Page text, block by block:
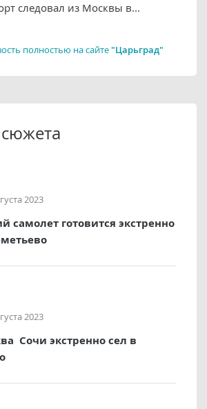
следовал из Москвы в...
полностью на сайте"Царьград"
2023
самолет готовится экстренно
2023
 Сочи экстренно сел в